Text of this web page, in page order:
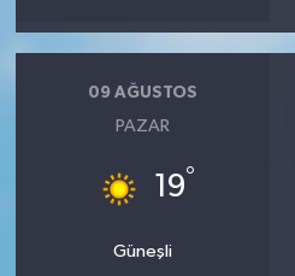
09 AĞUSTOS
PAZAR
19°
Güneşli